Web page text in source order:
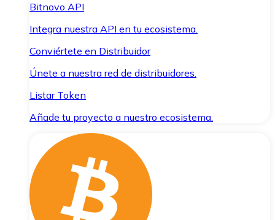
Bitnovo API
Integra nuestra API en tu ecosistema.
Conviértete en Distribuidor
Únete a nuestra red de distribuidores.
Listar Token
Añade tu proyecto a nuestro ecosistema.